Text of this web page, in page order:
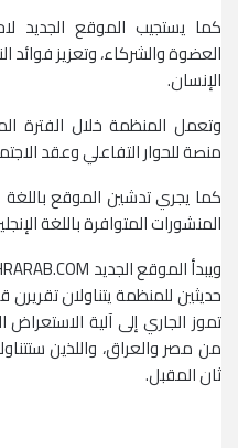
كما يستجيب الموقع الجديد
العضوة والشركاء، وتعزيز فوائد
الإنسان.
وتعمل المنظمة خلال الفترة
منصة للحوار التفاعلي وعقد
كما يجري تدشين الموقع باللغة
المنشورات المتوافرة باللغة
تموز الجاري إلى آلية
من مصر والعراق، واللذين
ثان المقبل.